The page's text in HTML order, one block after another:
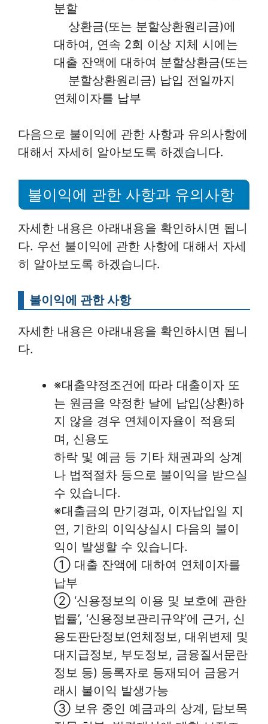
분할
상환금(또는 분할상환원리금)에
대하여, 연속 2회 이상 지체 시에는
대출 잔액에 대하여 분할상환금(또는
분할상환원리금) 납입 전일까지
연체이자를 납부
다음으로 불이익에 관한 사항과 유의사항에
대해서 자세히 알아보도록 하겠습니다.
불이익에 관한 사항과 유의사항
자세한 내용은 아래내용을 확인하시면 됩니
다. 우선 불이익에 관한 사항에 대해서 자세
히 알아보도록 하겠습니다.
불이익에 관한 사항
자세한 내용은 아래내용을 확인하시면 됩니
다.
※대출약정조건에 따라 대출이자 또
는 원금을 약정한 날에 납입(상환)하
지 않을 경우 연체이자율이 적용되
며, 신용도
하락 및 예금 등 기타 채권과의 상계
나 법적절차 등으로 불이익을 받으실
수 있습니다.
※대출금의 만기경과, 이자납입일 지
연, 기한의 이익상실시 다음의 불이
익이 발생할 수 있습니다.
① 대출 잔액에 대하여 연체이자를
납부
② ‘신용정보의 이용 및 보호에 관한
법률’, ‘신용정보관리규약’에 근거, 신
용도판단정보(연체정보, 대위변제 및
대지급정보, 부도정보, 금융질서문란
정보 등) 등록자로 등재되어 금융거
래시 불이익 발생가능
③ 보유 중인 예금과의 상계, 담보목